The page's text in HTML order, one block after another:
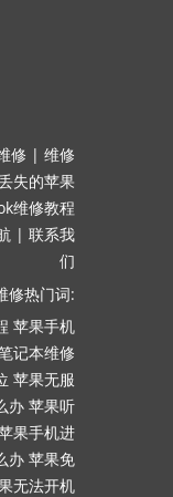
修 | 维修
失的苹果
维修教程
| 联系我
们
修热门词:
苹果手机
记本维修
苹果无服
办 苹果听
果手机进
办 苹果免
无法开机